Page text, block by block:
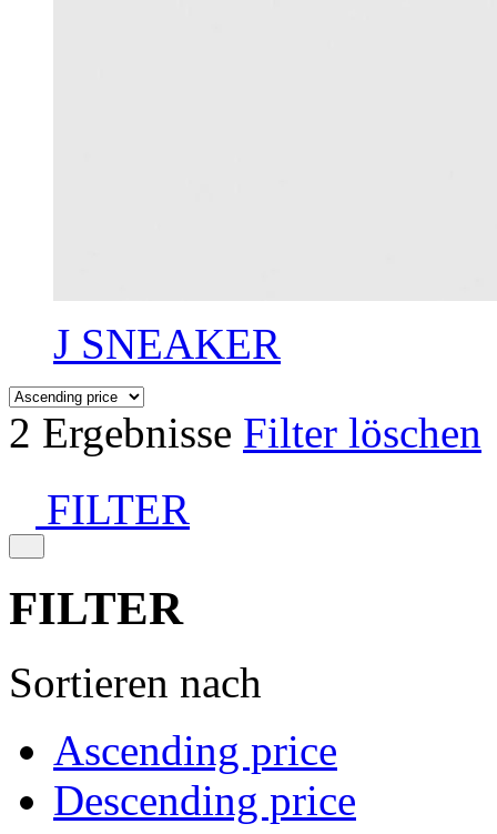
J SNEAKER
2 Ergebnisse Filter löschen
FILTER
FILTER
Sortieren nach
Ascending price
Descending price